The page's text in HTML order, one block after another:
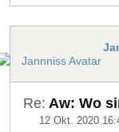
Re: Aw: Wo
12 Okt. 2020